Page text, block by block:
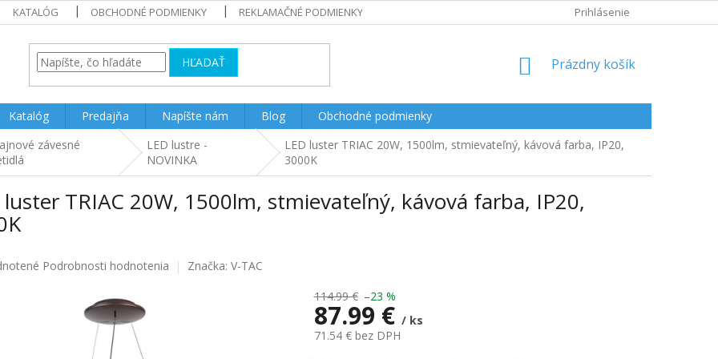
KATALÓG OBCHODNÉ PODMIENKY REKLAMAČNÉ PODMIENKY Prihlásenie
HĽADAŤ
NÁKUPNÝ
Prázdny košík
Katalóg Predajňa Napíšte nám Blog Obchodné podmienky
závesné
LED lustre -
NOVINKA
LED luster TRIAC 20W, 1500lm, stmievateľný, kávová farba, IP20,
3000K
luster TRIAC 20W, 1500lm, stmievateľný, kávová farba, IP20,
Podrobnosti hodnotenia Značka: V-TAC
114.99 € –23 %
87.99 € / ks
71.54 € bez DPH